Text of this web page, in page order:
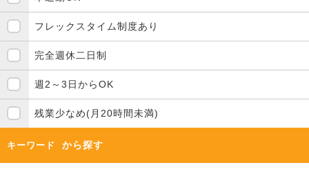
フレックスタイム制度あり
完全週休二日制
週2～3日からOK
残業少なめ(月20時間未満)
キーワード から探す